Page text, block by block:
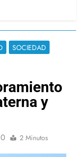
SOCIEDAD
y
0 2 Minutos